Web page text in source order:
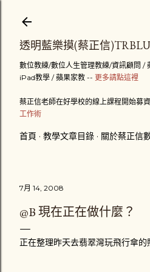
透明藍樂摸(蔡正信
數位教練/數位人生管理教練/資訊顧問
iPad教學 / 蘋果家教 -- 更多請點這裡
蔡正信老師在好學校的線上課程開始募資
工作術
首頁 教學文章目錄 關於蔡正信
7月 14, 2008
@B 現在正在做什麼？
正在整理昨天去翡翠灣玩飛行傘的